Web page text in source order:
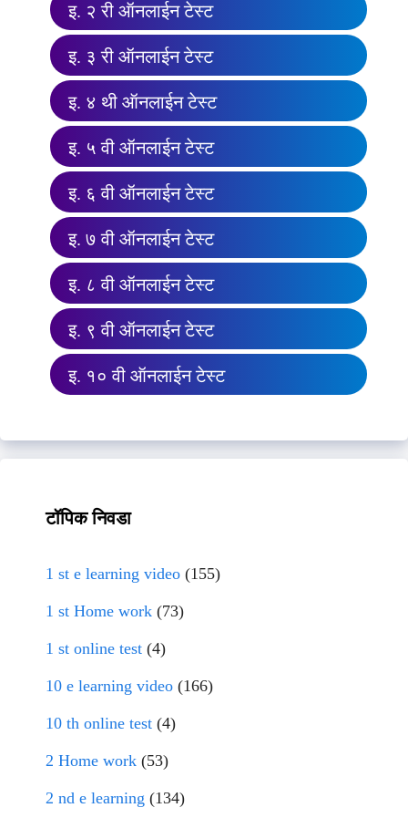
इ. २ री ऑनलाईन टेस्ट
इ. ३ री ऑनलाईन टेस्ट
इ. ४ थी ऑनलाईन टेस्ट
इ. ५ वी ऑनलाईन टेस्ट
इ. ६ वी ऑनलाईन टेस्ट
इ. ७ वी ऑनलाईन टेस्ट
इ. ८ वी ऑनलाईन टेस्ट
इ. ९ वी ऑनलाईन टेस्ट
इ. १० वी ऑनलाईन टेस्ट
टॉपिक निवडा
1 st e learning video (155)
1 st Home work (73)
1 st online test (4)
10 e learning video (166)
10 th online test (4)
2 Home work (53)
2 nd e learning (134)